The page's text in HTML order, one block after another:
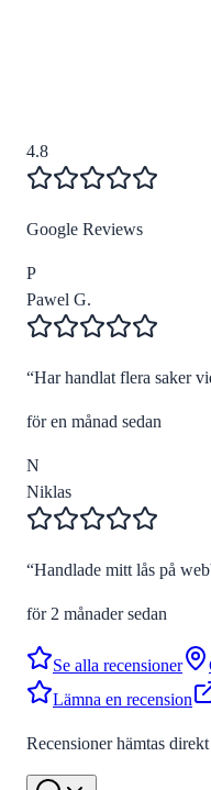
4.8
Google Reviews
P
Pawel G.
“Har handlat flera saker
för en månad sedan
N
Niklas
“Handlade mitt lås på
för 2 månader sedan
Se alla recensioner
Lämna en recension
Recensioner hämtas